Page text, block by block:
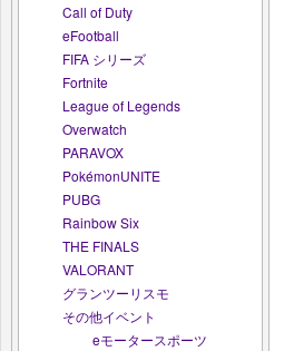
Call of Duty
eFootball
FIFA シリーズ
Fortnite
League of Legends
Overwatch
PARAVOX
PokémonUNITE
PUBG
Rainbow Six
THE FINALS
VALORANT
グランツーリスモ
その他イベント
eモータースポーツ